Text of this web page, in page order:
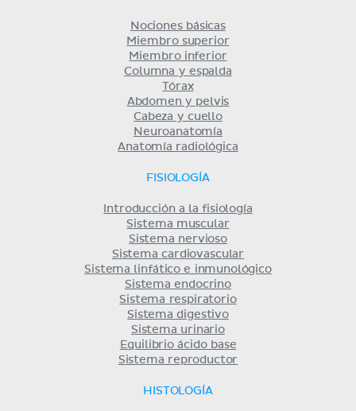
Nociones básicas
Miembro superior
Miembro inferior
Columna y espalda
Tórax
Abdomen y pelvis
Cabeza y cuello
Neuroanatomía
Anatomía radiológica
FISIOLOGÍA
Introducción a la fisiología
Sistema muscular
Sistema nervioso
Sistema cardiovascular
Sistema linfático e inmunológico
Sistema endocrino
Sistema respiratorio
Sistema digestivo
Sistema urinario
Equilibrio ácido base
Sistema reproductor
HISTOLOGÍA